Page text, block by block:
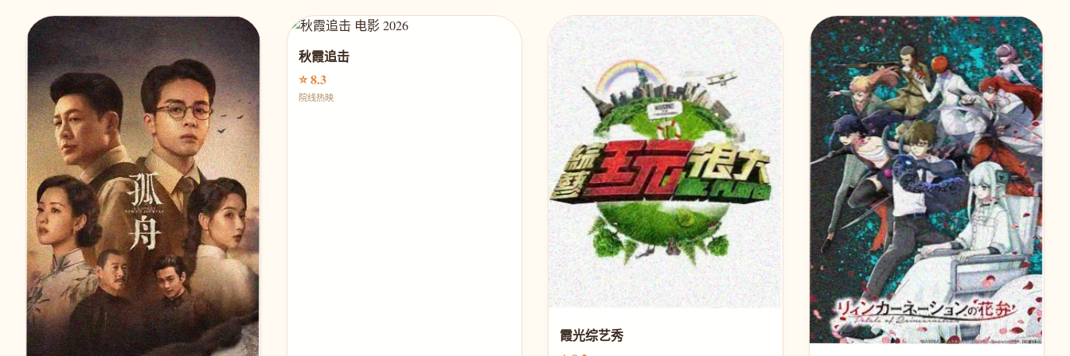
秋霞追击
⭐ 8.3
院线热映
霞光综艺秀